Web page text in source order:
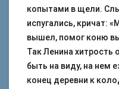
копытами в щели.
испугались, кричат:
вышел, помог коню
Так Ленина хитрость
быть на виду, на нем
конец деревни к